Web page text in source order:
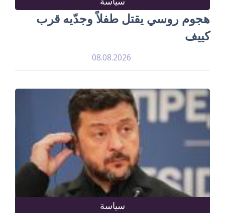
هجوم روسي يقتل طفلاً وجدّيه قرب
كييف
08.08.2026
سياسة